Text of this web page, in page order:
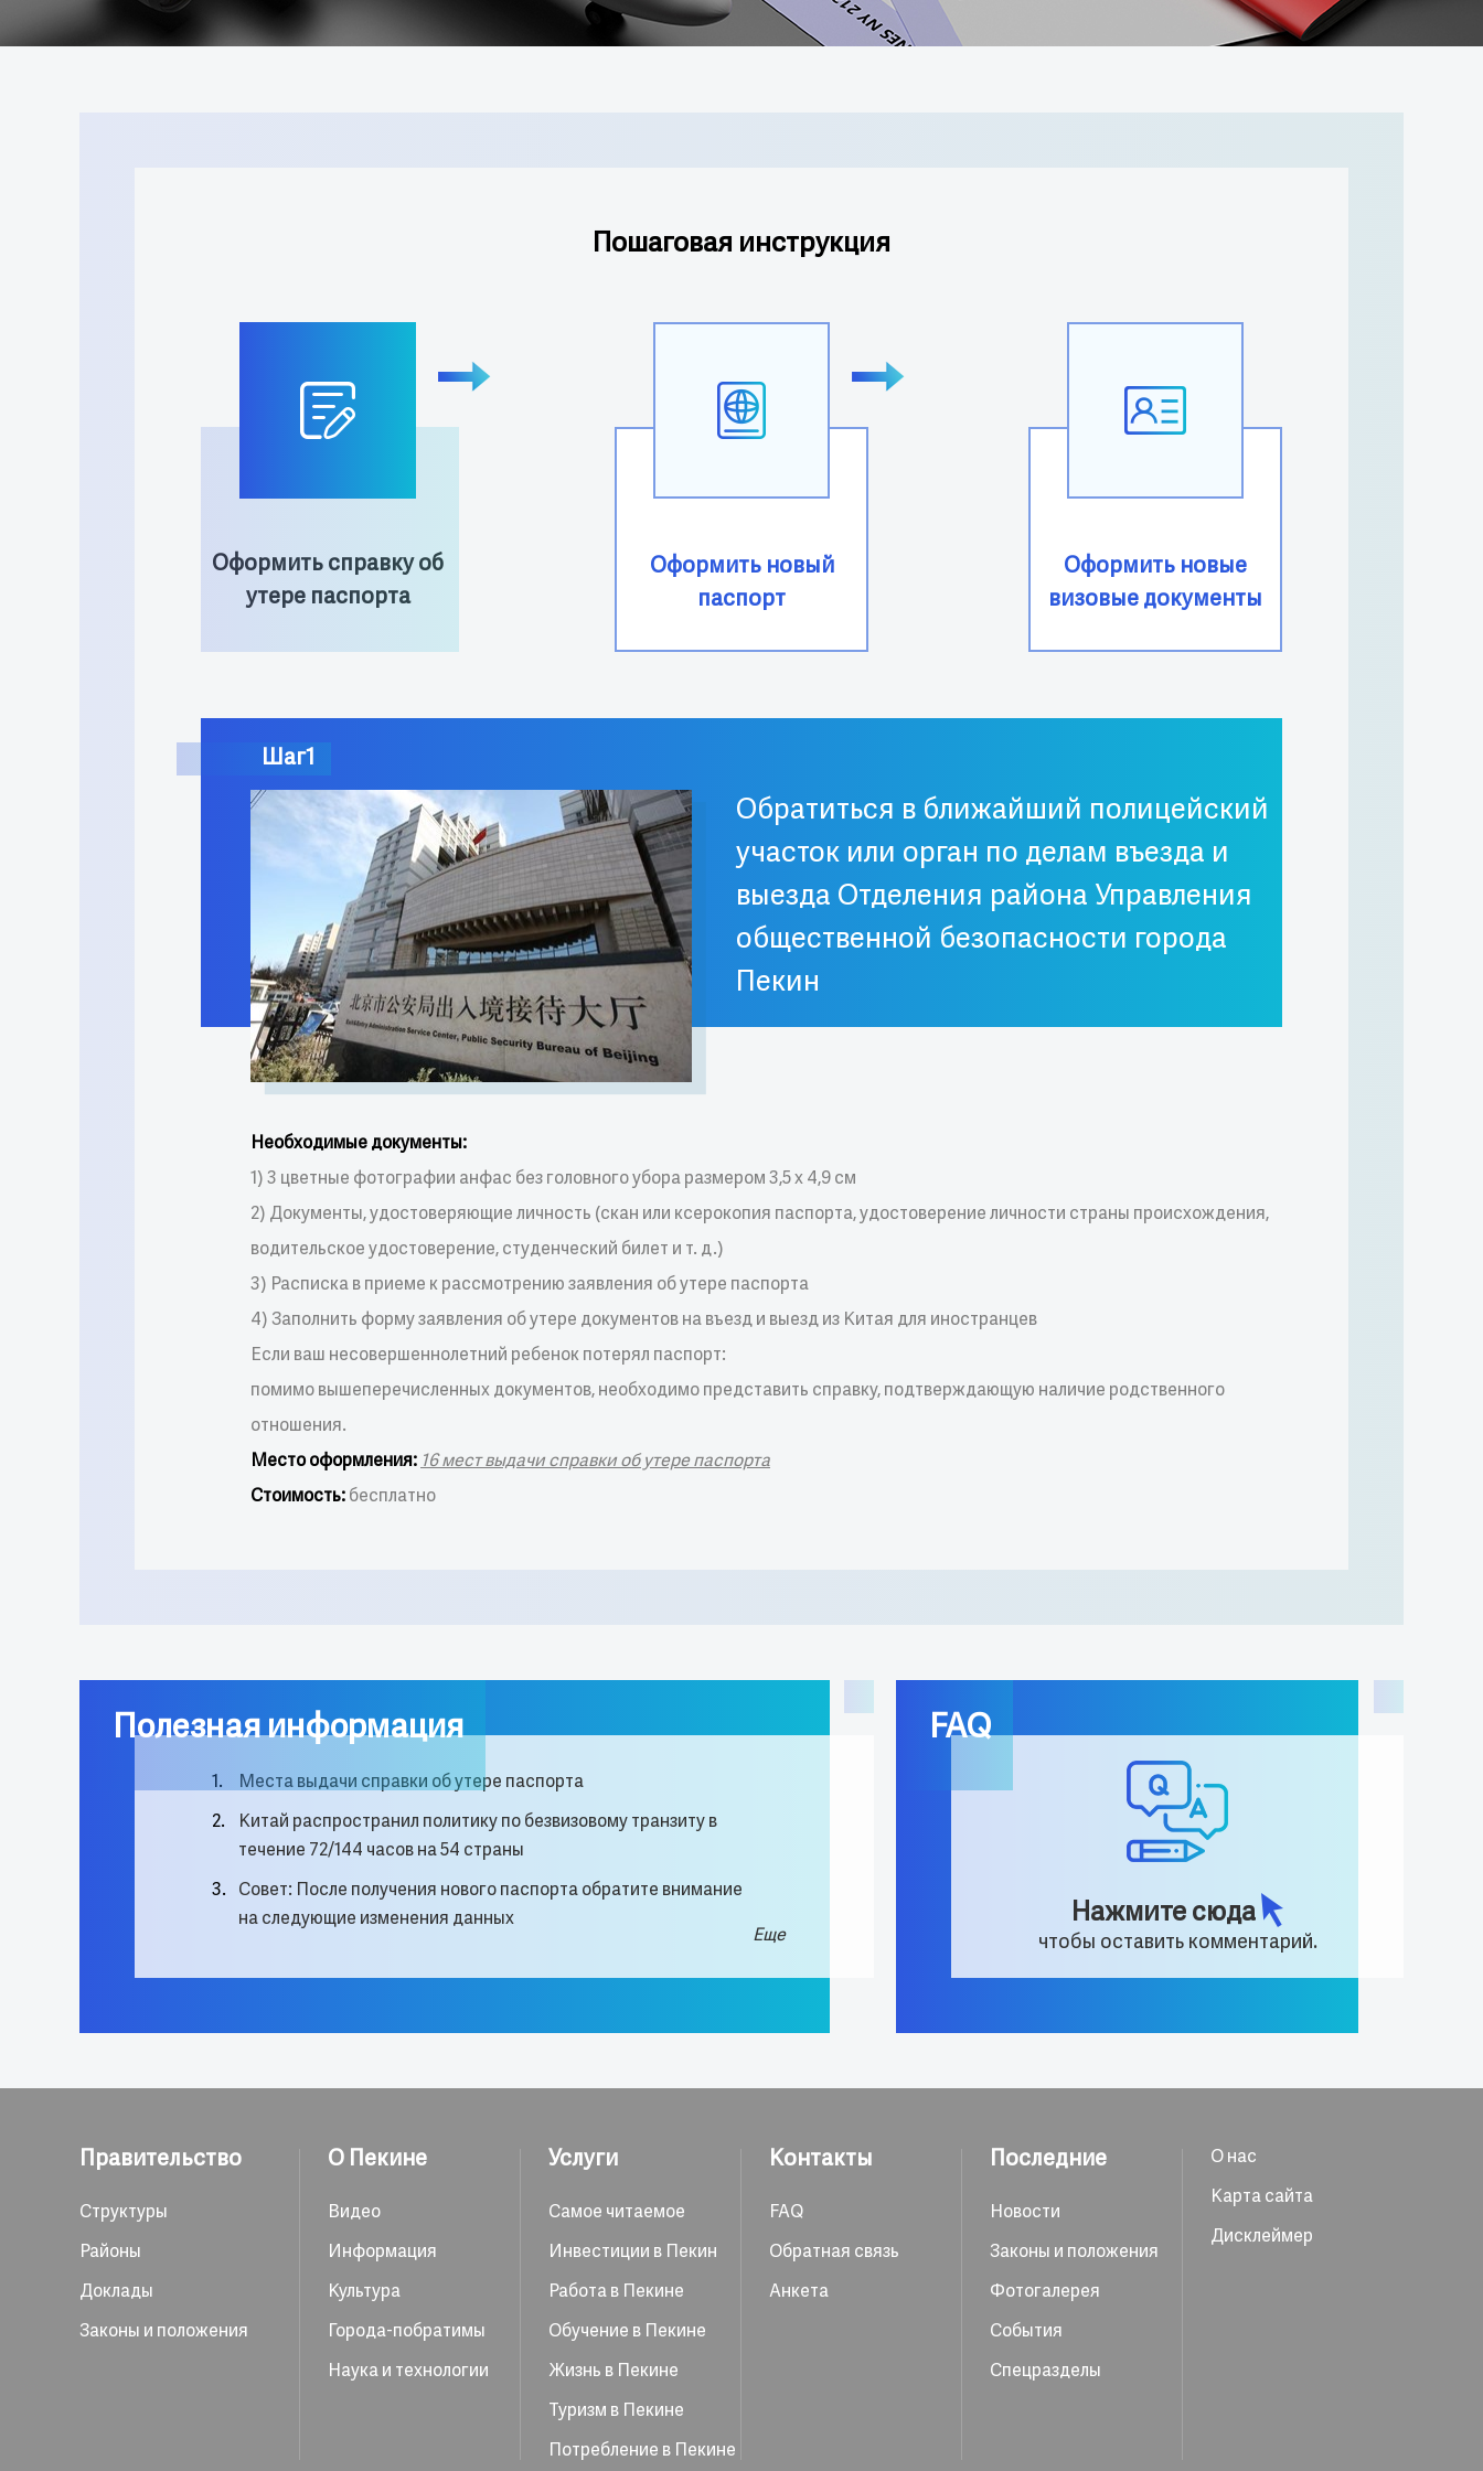
Пошаговая инструкция
Оформить справку об
утере паспорта
Оформить новый
паспорт
Оформить новые
визовые документы
Шаг1
Обратиться в ближайший полицейский
участок или орган по делам въезда и
выезда Отделения района Управления
общественной безопасности города
Пекин
Необходимые документы:
1) 3 цветные фотографии анфас без головного убора размером 3,5 x 4,9 см
2) Документы, удостоверяющие личность (скан или ксерокопия паспорта, удостоверение личности страны происхождения,
водительское удостоверение, студенческий билет и т. д.)
3) Расписка в приеме к рассмотрению заявления об утере паспорта
4) Заполнить форму заявления об утере документов на въезд и выезд из Китая для иностранцев
Если ваш несовершеннолетний ребенок потерял паспорт:
помимо вышеперечисленных документов, необходимо представить справку, подтверждающую наличие родственного
отношения.
Место оформления:16 мест выдачи справки об утере паспорта
Стоимость: бесплатно
Полезная информация
1.
Места выдачи справки об утере паспорта
2.
Китай распространил политику по безвизовому транзиту в
течение 72/144 часов на 54 страны
3.
Совет: После получения нового паспорта обратите внимание
на следующие изменения данных
Еще
FAQ
Нажмите сюда
чтобы оставить комментарий.
Правительство
Структуры
Районы
Доклады
Законы и положения
О Пекине
Видео
Информация
Культура
Города-побратимы
Наука и технологии
Услуги
Самое читаемое
Инвестиции в Пекин
Работа в Пекине
Обучение в Пекине
Жизнь в Пекине
Туризм в Пекине
Потребление в Пекине
Контакты
FAQ
Обратная связь
Анкета
Последние
Новости
Законы и положения
Фотогалерея
События
Спецразделы
О нас
Карта сайта
Дисклеймер